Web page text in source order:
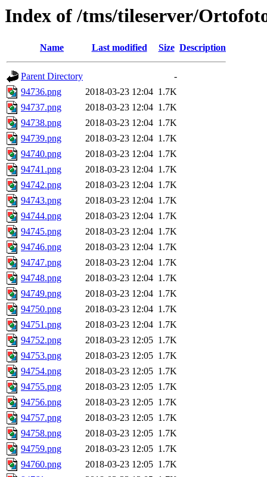
Index of /tms/tileserver/
Name Last modified Size Description
Parent Directory
-
94736.png
2018-03-23 12:04 1.7K
94737.png
2018-03-23 12:04 1.7K
94738.png
2018-03-23 12:04 1.7K
94739.png
2018-03-23 12:04 1.7K
94740.png
2018-03-23 12:04 1.7K
94741.png
2018-03-23 12:04 1.7K
94742.png
2018-03-23 12:04 1.7K
94743.png
2018-03-23 12:04 1.7K
94744.png
2018-03-23 12:04 1.7K
94745.png
2018-03-23 12:04 1.7K
94746.png
2018-03-23 12:04 1.7K
94747.png
2018-03-23 12:04 1.7K
94748.png
2018-03-23 12:04 1.7K
94749.png
2018-03-23 12:04 1.7K
94750.png
2018-03-23 12:04 1.7K
94751.png
2018-03-23 12:04 1.7K
94752.png
2018-03-23 12:05 1.7K
94753.png
2018-03-23 12:05 1.7K
94754.png
2018-03-23 12:05 1.7K
94755.png
2018-03-23 12:05 1.7K
94756.png
2018-03-23 12:05 1.7K
94757.png
2018-03-23 12:05 1.7K
94758.png
2018-03-23 12:05 1.7K
94759.png
2018-03-23 12:05 1.7K
94760.png
2018-03-23 12:05 1.7K